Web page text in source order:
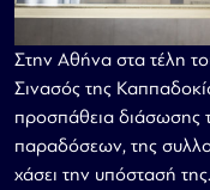
Στην Αθήνα στα τέλη
Σινασός της
προσπάθεια διάσωσης
παραδόσεων, της
χάσει την υπόστασή